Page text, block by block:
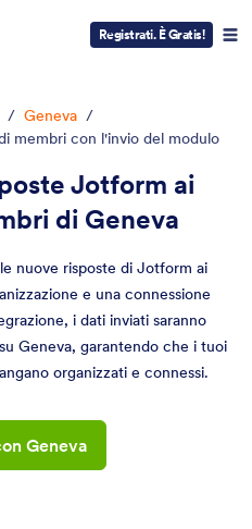
Registrati. È Gratis!
/ Geneva /
membri con l'invio del modulo
Jotform ai
di Geneva
nuove risposte di Jotform ai
e una connessione
i dati inviati saranno
Geneva, garantendo che i tuoi
organizzati e connessi.
Geneva